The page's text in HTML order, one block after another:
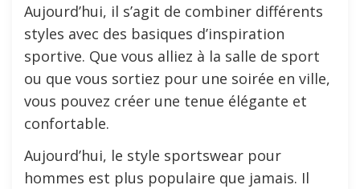
Aujourd’hui, il s’agit de combiner différents
styles avec des basiques d’inspiration
sportive. Que vous alliez à la salle de sport
ou que vous sortiez pour une soirée en ville,
vous pouvez créer une tenue élégante et
confortable.
Aujourd’hui, le style sportswear pour
hommes est plus populaire que jamais. Il